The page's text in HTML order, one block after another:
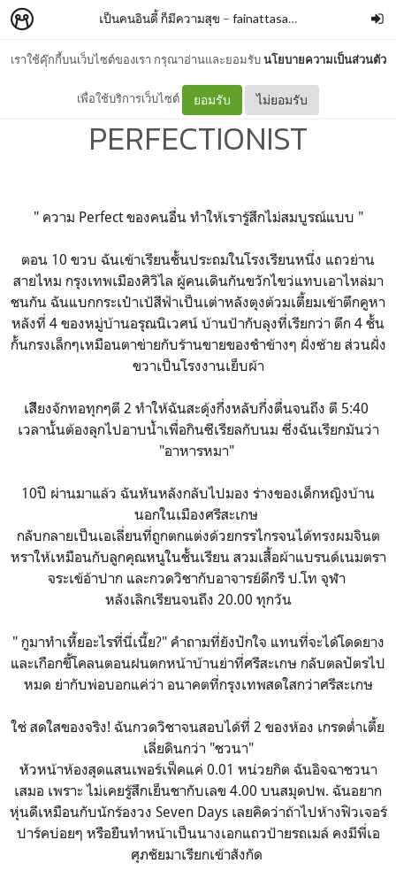
เราใช้คุ๊กกี้บนเว็บไซต์ของเรา กรุณาอ่านและยอมรับนโยบายความเป็นส่วนตัว
เพื่อใช้บริการเว็บไซต์ ยอมรับ ไม่ยอมรับ
เป็นคนอินดี้ ก็มีความสุข – fainattasanan
บันไดขั้นที่ 2 :
PERFECTIONIST
" ความ Perfect ของคนอื่น ทำให้เรารู้สึกไม่สมบูรณ์แบบ "
ตอน 10 ขวบ ฉันเข้าเรียนชั้นประถมในโรงเรียนหนึ่ง แถวย่าน
สายไหม กรุงเทพเมืองศิวิไล ผู้คนเดินกันขวักไขว่แทบเอาไหล่มา
ชนกัน ฉันแบกกระเป๋าเป้สีฟ้าเป็นเต่าหลังตุงต้วมเตี้ยมเข้าตึกคูหา
หลังที่ 4 ของหมู่บ้านอรุณนิเวศน์ บ้านป้ากับลุงที่เรียกว่า ตึก 4 ชั้น
กั้นกรงเล็กๆเหมือนตาข่ายกับร้านขายของชำข้างๆ ฝั่งซ้าย ส่วนฝั่ง
ขวาเป็นโรงงานเย็บผ้า
เสีียงจักทอทุกๆตี 2 ทำให้ฉันสะดุ้งกึ่งหลับกึ่งตื่นจนถึง ตี 5:40
เวลานั้นต้องลุกไปอาบน้ำเพื่อกินซีเรียลกับนม ซึ่งฉันเรียกมันว่า
"อาหารหมา"
10ปี ผ่านมาแล้ว ฉันหันหลังกลับไปมอง ร่างของเด็กหญิงบ้าน
นอกในเมืองศรีสะเกษ
กลับกลายเป็นเอเลี่ยนที่ถูกตกแต่งด้วยกรรไกรจนได้ทรงผมจินต
หราให้เหมือนกับลูกคุณหนูในชั้นเรียน สวมเสื้อผ้าแบรนด์เนมตรา
จระเข้อ้าปาก และกวดวิชากับอาจารย์ดีกรี ป.โท จุฬา
หลังเลิกเรียนจนถึง 20.00 ทุกวัน
" กูมาทำเหี้ยอะไรที่นี่เนี้ย?" คำถามที่ยังปักใจ แทนที่จะได้โดดยาง
และเกือกขี้โคลนตอนฝนตกหน้าบ้านย่าที่ศรีสะเกษ กลับตลปัตรไป
หมด ย่ากับพ่อบอกแค่ว่า อนาคตที่กรุงเทพสดใสกว่าศรีสะเกษ
ใช่ สดใสของจริง! ฉันกวดวิชาจนสอบได้ที่ 2 ของห้อง เกรดต่ำเตี้ย
เลี่ยดินกว่า "ชวนา"
หัวหน้าห้องสุดแสนเพอร์เฟ็คแค่ 0.01 หน่วยกิต ฉันอิจฉาชวนา
เสมอ เพราะ ไม่เคยรู้สึกเย็นชากับเลข 4.00 บนสมุดปพ. ฉันอยาก
หุ่นดีเหมือนกับนักร้องวง Seven Days เลยคิดว่าถ้าไปห้างฟิวเจอร์
ปาร์คบ่อยๆ หรือยืนทำหน้าเป็นนางเอกแถวป้ายรถเมล์ คงมีพี่เอ
ศุภชัยมาเรียกเข้าสังกัด